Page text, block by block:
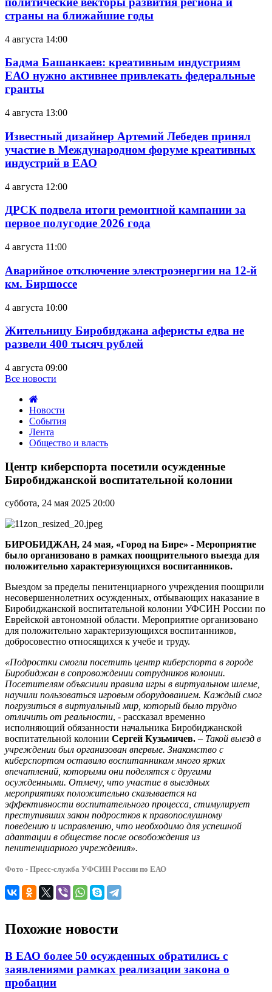
страны на ближайшие годы
4 августа 14:00
Бадма Башанкаев: креативным индустриям
ЕАО нужно активнее привлекать федеральные
гранты
4 августа 13:00
Известный дизайнер Артемий Лебедев принял
участие в Международном форуме креативных
индустрий в ЕАО
4 августа 12:00
ДРСК подвела итоги ремонтной кампании за
первое полугодие 2026 года
4 августа 11:00
Аварийное отключение электроэнергии на 12-й
км. Биршоссе
4 августа 10:00
Жительницу Биробиджана аферисты едва не
развели 400 тысяч рублей
4 августа 09:00
Все новости
Новости
События
Лента
Общество и власть
киберспорта
посетили
осужденные
воспитательной
колонии
Центр киберспорта посетили осужденные
Биробиджанской воспитательной колонии
суббота, 24 мая 2025 20:00
БИРОБИДЖАН, 24 мая, «Город на Бире» - Мероприятие
было организовано в рамках поощрительного выезда для
положительно характеризующихся воспитанников.
Выездом за пределы пенитенциарного учреждения поощрили
несовершеннолетних осужденных, отбывающих наказание в
Биробиджанской воспитательной колонии УФСИН России по
Еврейской автономной области. Мероприятие организовано
для положительно характеризующихся воспитанников,
добросовестно относящихся к учебе и труду.
«Подростки смогли посетить центр киберспорта в городе
Биробиджан в сопровождении сотрудников колонии.
Посетителям объяснили правила игры в виртуальном шлеме,
научили пользоваться игровым оборудованием. Каждый смог
погрузиться в виртуальный мир, который было трудно
отличить от реальности, - рассказал временно
исполняющий обязанности начальника Биробиджанской
воспитательной колонии Сергей Кузьмичев. – Такой выезд в
учреждении был организован впервые. Знакомство с
киберспортом оставило воспитанникам много ярких
впечатлений, которыми они поделятся с другими
осужденными. Отмечу, что участие в выездных
мероприятиях положительно сказывается на
эффективности воспитательного процесса, стимулирует
преступивших закон подростков к правопослушному
поведению и исправлению, что необходимо для успешной
адаптации в обществе после освобождения из
пенитенциарного учреждения».
Фото - Пресс-служба УФСИН России по ЕАО
Похожие новости
В ЕАО более 50 осужденных обратились с
заявлениями рамках реализации закона о
пробации